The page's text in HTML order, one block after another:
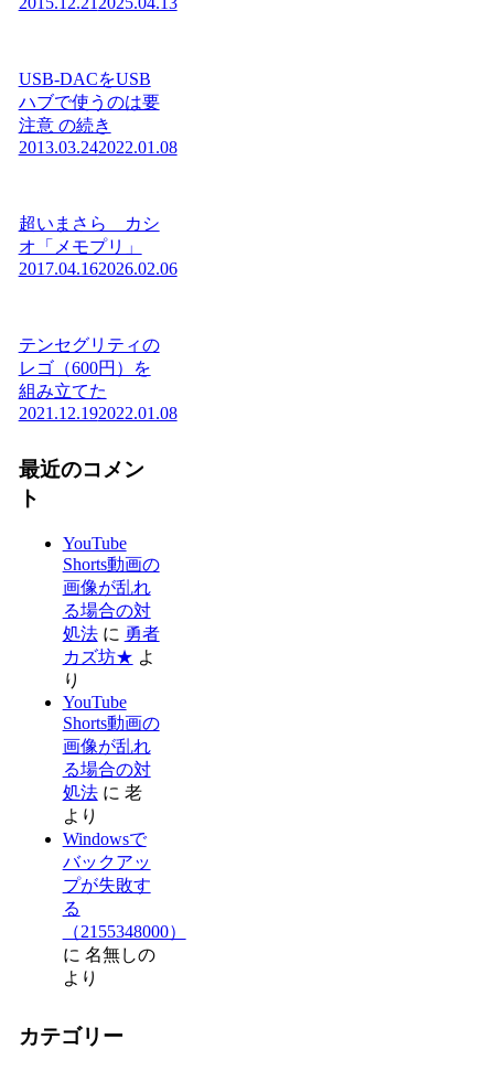
USB-DACをUSB
ハブで使うのは要
注意 の続き
2013.03.242022.01.08
超いまさら カシ
オ「メモプリ」
2017.04.162026.02.06
テンセグリティの
レゴ（600円）を
組み立てた
2021.12.192022.01.08
最近のコメン
ト
YouTube
Shorts動画の
画像が乱れ
る場合の対
処法に 勇者
カズ坊★ よ
り
YouTube
Shorts動画の
画像が乱れ
る場合の対
処法に 老
より
Windowsで
バックアッ
プが失敗す
る
（2155348000）
に 名無しの
より
カテゴリー